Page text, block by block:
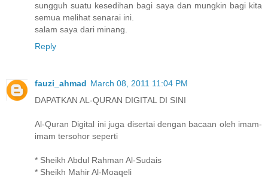
sungguh suatu kesedihan bagi saya dan mungkin bagi kita
semua melihat senarai ini.
salam saya dari minang.
Reply
fauzi_ahmad March 08, 2011 11:04 PM
DAPATKAN AL-QURAN DIGITAL DI SINI
Al-Quran Digital ini juga disertai dengan bacaan oleh imam-
imam tersohor seperti
* Sheikh Abdul Rahman Al-Sudais
* Sheikh Mahir Al-Moaqeli